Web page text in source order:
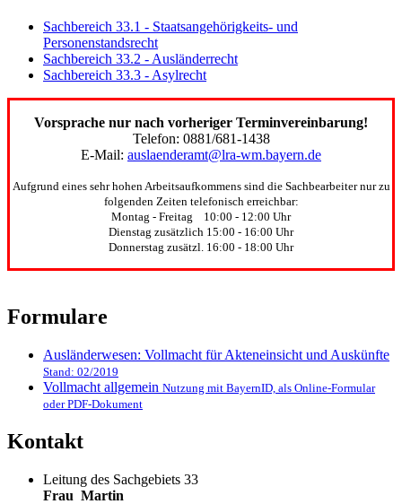
Sachbereich 33.1 - Staatsangehörigkeits- und
Personenstandsrecht
Sachbereich 33.2 - Ausländerrecht
Sachbereich 33.3 - Asylrecht
Vorsprache nur nach vorheriger Terminvereinbarung!
Telefon: 0881/681-1438
E-Mail: auslaenderamt@lra-wm.bayern.de
Aufgrund eines sehr hohen Arbeitsaufkommens sind die Sachbearbeiter nur zu
folgenden Zeiten telefonisch erreichbar:
Montag - Freitag 10:00 - 12:00 Uhr
Dienstag zusätzlich 15:00 - 16:00 Uhr
Donnerstag zusätzl. 16:00 - 18:00 Uhr
Formulare
Ausländerwesen: Vollmacht für Akteneinsicht und Auskünfte
Stand: 02/2019
Vollmacht allgemein Nutzung mit BayernID, als Online-Formular
oder PDF-Dokument
Kontakt
Leitung des Sachgebiets 33
Frau Martin